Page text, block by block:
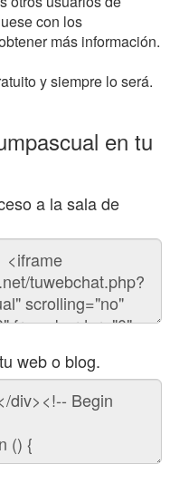
con los
más información.
y siempre lo será.
en tu
a la sala de
web o blog.